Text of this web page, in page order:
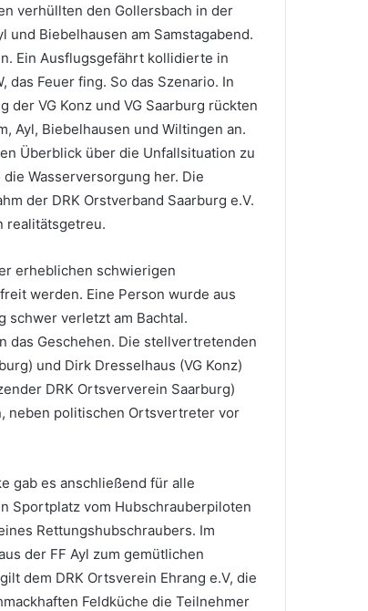
verhüllten den Gollersbach in der
und Biebelhausen am Samstagabend.
Ein Ausflugsgefährt kollidierte in
das Feuer fing. So das Szenario. In
VG Konz und VG Saarburg rückten
Ayl, Biebelhausen und Wiltingen an.
Überblick über die Unfallsituation zu
Wasserversorgung her. Die
der DRK Orstverband Saarburg e.V.
realitätsgetreu.
erheblichen schwierigen
werden. Eine Person wurde aus
schwer verletzt am Bachtal.
das Geschehen. Die stellvertretenden
und Dirk Dresselhaus (VG Konz)
DRK Ortsververein Saarburg)
neben politischen Ortsvertreter vor
gab es anschließend für alle
Sportplatz vom Hubschrauberpiloten
Rettungshubschraubers. Im
der FF Ayl zum gemütlichen
dem DRK Ortsverein Ehrang e.V, die
Feldküche die Teilnehmer